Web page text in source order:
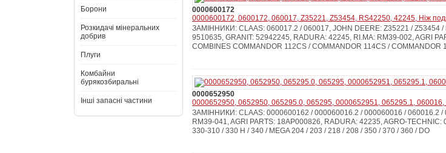
Борони
Розкидачі мінеральних
добрив
Плуги
Комбайни
бурякозбиральні
Інші запасні частини
0000600172
0000600172, 0600172, 060017, Z35221, Z53454, RS42250, 42245, Ніж
ЗАМІННИКИ: CLAAS: 060017.2 / 060017, JOHN DEERE: Z35221 / Z53454
9510635, GRANIT: 52942245, RADURA: 42245, RI.MA: RM39-002,
COMBINES COMMANDOR 112CS / COMMANDOR 114CS / COMMANDOR
0000652950
0000652950, 0652950, 065295.0, 065295, 0000652951, 065295.1, 060016,
ЗАМІННИКИ: CLAAS: 0000600162 / 000060016.2 / 000060016 / 060016.2 /
RM39-041, AGRI PARTS: 18AP000826, RADURA: 42235, AGRO-
330-310 / 330 H / 340 / MEGA 204 / 203 / 218 / 208 / 350 / 370 / 360 / DO